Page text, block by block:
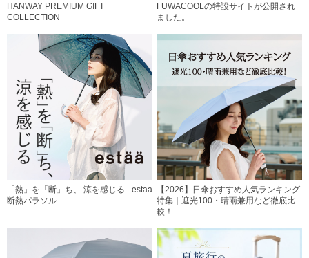
HANWAY PREMIUM GIFT
COLLECTION
FUWACOOLの特設サイトが公開され
ました。
「熱」を「断」ち、 涼を感じる - estaa
断熱パラソル -
【2026】日傘おすすめ人気ランキング
特集｜遮光100・晴雨兼用など徹底比
較！